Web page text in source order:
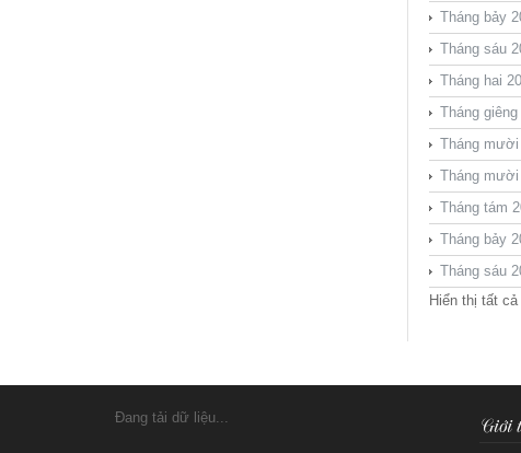
Tháng bảy
Tháng sáu
Tháng hai
Tháng giêng
Tháng mười
Tháng mười
Tháng tám
Tháng bảy
Tháng sáu
Hiển thị tất cả
Đang tải dữ liệu...